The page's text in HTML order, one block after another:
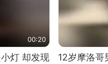
00:20
灯 却发现
12岁摩洛哥